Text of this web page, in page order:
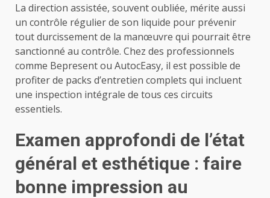
La direction assistée, souvent oubliée, mérite aussi
un contrôle régulier de son liquide pour prévenir
tout durcissement de la manœuvre qui pourrait être
sanctionné au contrôle. Chez des professionnels
comme Bepresent ou AutocEasy, il est possible de
profiter de packs d’entretien complets qui incluent
une inspection intégrale de tous ces circuits
essentiels.
Examen approfondi de l’état
général et esthétique : faire
bonne impression au